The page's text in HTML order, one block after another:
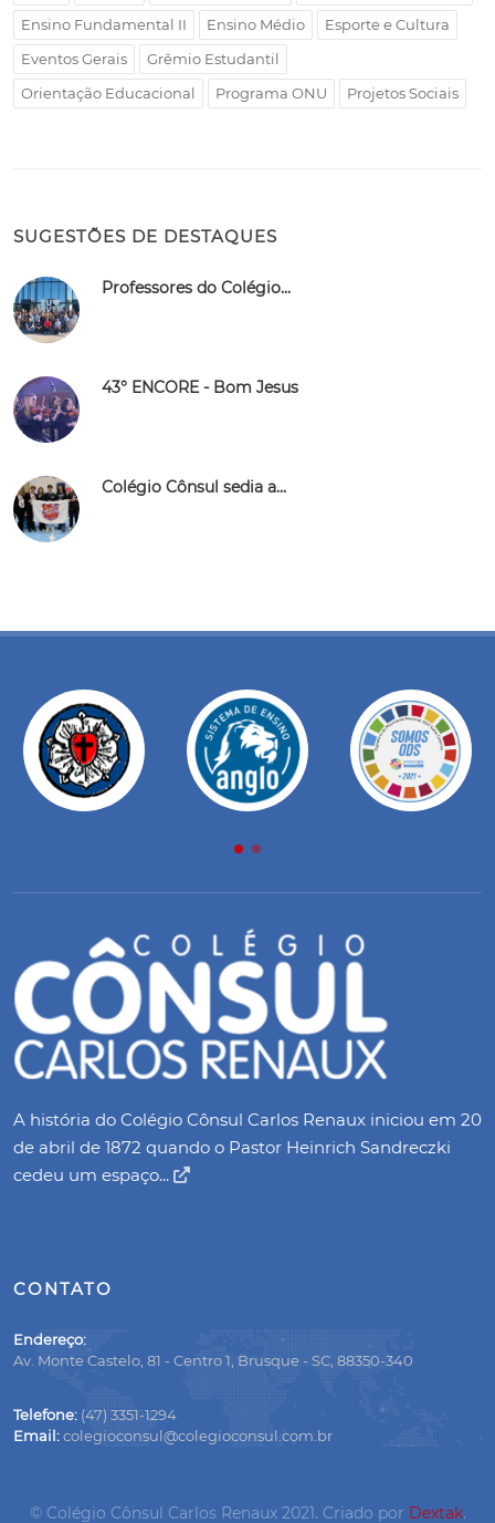
Ensino Fundamental II
Ensino Médio
Esporte e Cultura
Eventos Gerais
Grêmio Estudantil
Orientação Educacional
Programa ONU Projetos Sociais
SUGESTÕES DE DESTAQUES
Professores do Colégio...
43° ENCORE - Bom Jesus
Colégio Cônsul sedia a...
A história do Colégio Cônsul Carlos Renaux iniciou em 20
de abril de 1872 quando o Pastor Heinrich Sandreczki
cedeu um espaço...
CONTATO
Endereço:
Av. Monte Castelo, 81 - Centro 1, Brusque - SC, 88350-340
Telefone: (47) 3351-1294
Email:colegioconsul@colegioconsul.com.br
© Colégio Cônsul Carlos Renaux 2021. Criado por Dextak.